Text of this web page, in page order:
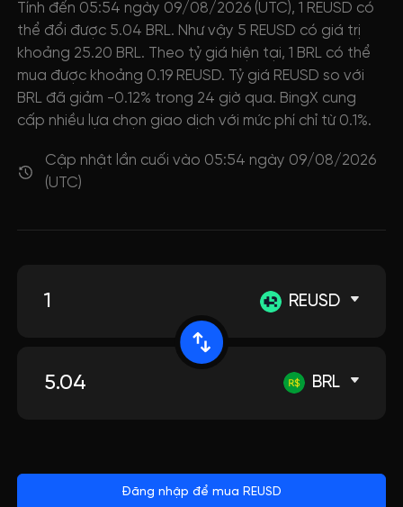
Tính đến 05:54 ngày 09/08/2026 (UTC), 1 REUSD có
thể đổi được 5.04 BRL. Như vậy 5 REUSD có giá trị
khoảng 25.20 BRL. Theo tỷ giá hiện tại, 1 BRL có thể
mua được khoảng 0.19 REUSD. Tỷ giá REUSD so với
BRL đã giảm -0.12% trong 24 giờ qua. BingX cung
cấp nhiều lựa chọn giao dịch với mức phí chỉ từ 0.1%.
Cập nhật lần cuối vào 05:54 ngày 09/08/2026
(UTC)
REUSD
BRL
Đăng nhập để mua REUSD